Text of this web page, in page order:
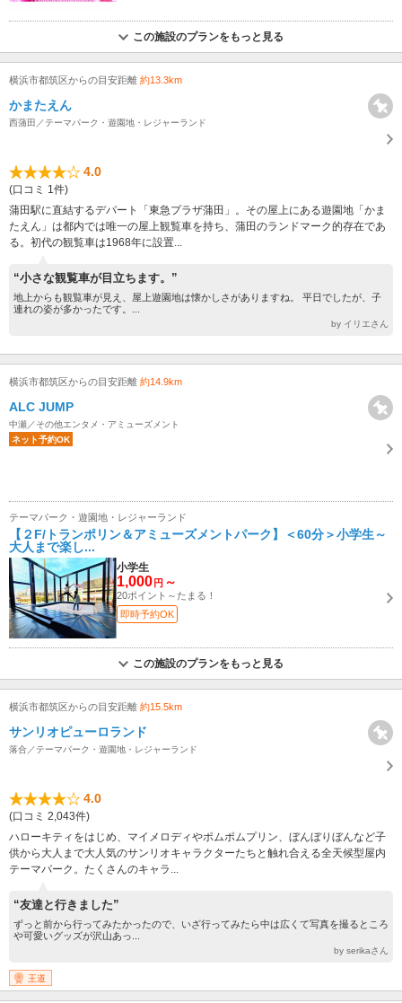
この施設のプランをもっと見る
横浜市都筑区からの目安距離 約13.3km
かまたえん
西蒲田／テーマパーク・遊園地・レジャーランド
4.0
(口コミ 1件)
蒲田駅に直結するデパート「東急プラザ蒲田」。その屋上にある遊園地「かま
たえん」は都内では唯一の屋上観覧車を持ち、蒲田のランドマーク的存在であ
る。初代の観覧車は1968年に設置...
“小さな観覧車が目立ちます。”
地上からも観覧車が見え、屋上遊園地は懐かしさがありますね。 平日でしたが、子
連れの姿が多かったです。...
by イリエさん
横浜市都筑区からの目安距離 約14.9km
ALC JUMP
中瀬／その他エンタメ・アミューズメント
ネット予約OK
テーマパーク・遊園地・レジャーランド
【２F/トランポリン＆アミューズメントパーク】＜60分＞小学生～
大人まで楽し...
小学生
1,000 円 ～
20ポイント～たまる！
即時予約OK
この施設のプランをもっと見る
横浜市都筑区からの目安距離 約15.5km
サンリオピューロランド
落合／テーマパーク・遊園地・レジャーランド
4.0
(口コミ 2,043件)
ハローキティをはじめ、マイメロディやポムポムプリン、ぼんぼりぼんなど子
供から大人まで大人気のサンリオキャラクターたちと触れ合える全天候型屋内
テーマパーク。たくさんのキャラ...
“友達と行きました”
ずっと前から行ってみたかったので、いざ行ってみたら中は広くて写真を撮るところ
や可愛いグッズが沢山あっ...
by serikaさん
王道